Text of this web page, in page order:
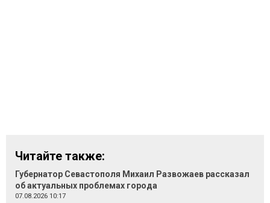
Читайте также:
Губернатор Севастополя Михаил Развожаев рассказал
об актуальных проблемах города
07.08.2026 10:17